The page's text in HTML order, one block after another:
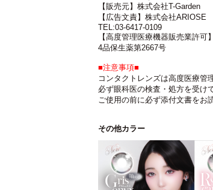
【販売元】株式会社T-Garden
【広告文責】株式会社ARIOSE
TEL:03-6417-0109
【高度管理医療機器販売業許可】
4品保生薬第2667号
■注意事項■
コンタクトレンズは高度医療管
必ず眼科医の検査・処方を受け
ご使用の前に必ず添付文書をお
その他カラー